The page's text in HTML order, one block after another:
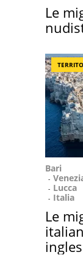
Le
Bari
Lucca
Italia
Le